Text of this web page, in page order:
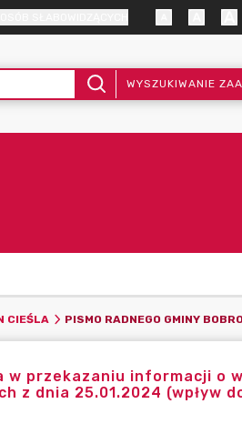
WYSZUKIWANIE
CIEŚLA
w przekazaniu informacji o
z dnia 25.01.2024 (wpływ